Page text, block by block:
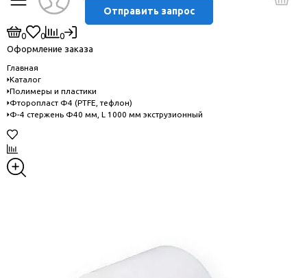
Отправить запрос
0 0
0
Оформление заказа
Главная
Каталог
Полимеры и пластики
Фторопласт Ф4 (PTFE, тефлон)
Ф-4 стержень Ф40 мм, L 1000 мм экструзионный